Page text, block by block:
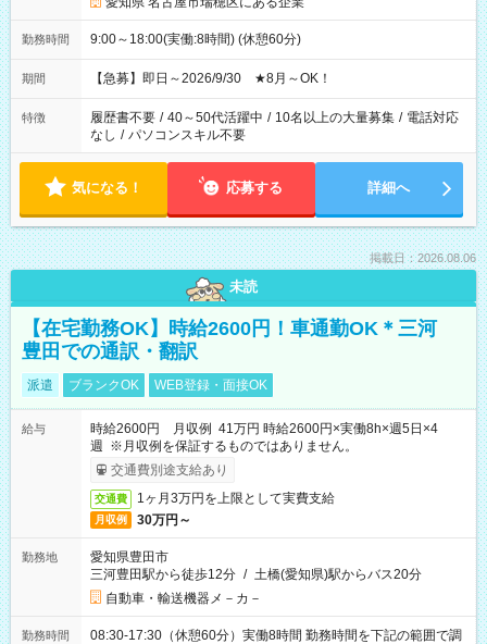
勤務時間 9:00～18:00(実働:8時間) (休憩60分)
期間 【急募】即日～2026/9/30 ★8月～OK！
特徴 履歴書不要 / 40～50代活躍中 / 10名以上の大量募集 / 電話対応
なし / パソコンスキル不要
気になる！ 応募する 詳細へ
掲載日：2026.08.06
未読
【在宅勤務OK】時給2600円！車通勤OK＊三河
豊田での通訳・翻訳
派遣 ブランクOK WEB登録・面接OK
給与
時給2600円 月収例 41万円 時給2600円×実働8h×週5日×4
週 ※月収例を保証するものではありません。
交通費別途支給あり
交通費 1ヶ月3万円を上限として実費支給
月収例 30万円～
勤務地
愛知県豊田市
三河豊田駅から徒歩12分 / 土橋(愛知県)駅からバス20分
自動車・輸送機器メ－カ－
勤務時間
08:30-17:30（休憩60分）実働8時間 勤務時間を下記の範囲で調